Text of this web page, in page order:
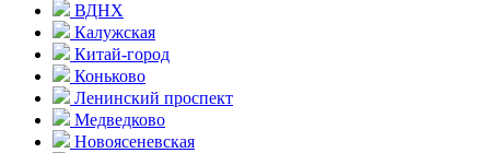
ВДНХ
Калужская
Китай-город
Коньково
Ленинский проспект
Медведково
Новоясе­невская